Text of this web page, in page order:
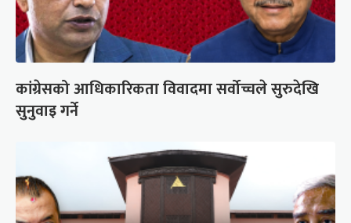
कांग्रेसको आधिकारिकता विवादमा सर्वोच्चले सुरुदेखि
सुनुवाइ गर्ने